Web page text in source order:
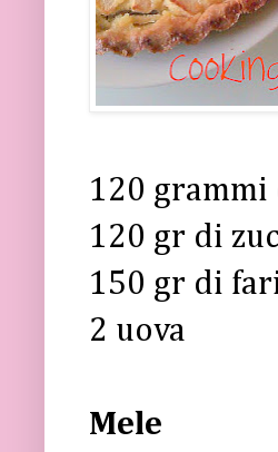
120
120 gr di
150 gr di
2 uova
Mele